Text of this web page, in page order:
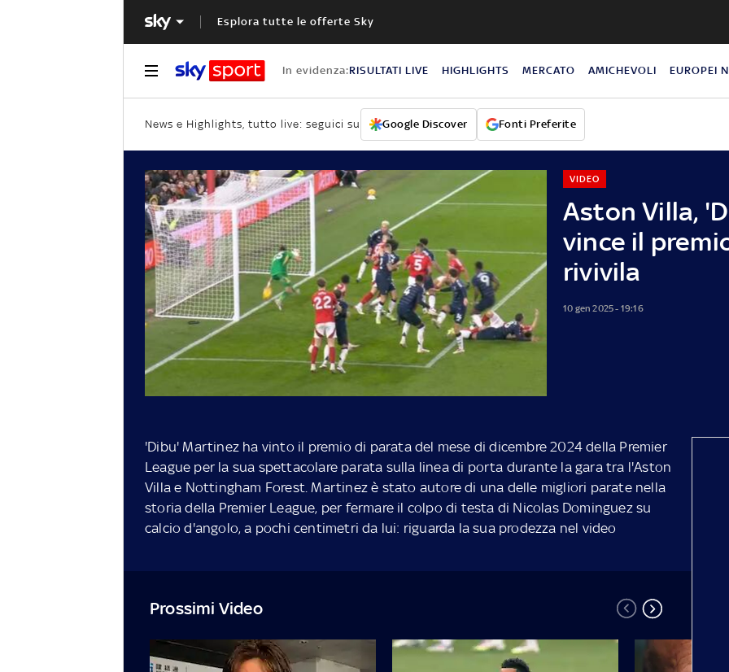
Esplora tutte le offerte Sky
In evidenza:RISULTATI LIVE HIGHLIGHTS MERCATO AMICHEVOLI EUROPEI
News e Highlights, tutto live: seguici su Google Discover Fonti Preferite
Aston Villa,
vince il
rivivila
VIDEO
10 gen 2025 - 19:16
'Dibu' Martinez ha vinto il premio di parata del mese di dicembre 2024 della Premier
League per la sua spettacolare parata sulla linea di porta durante la gara tra l'Aston
Villa e Nottingham Forest. Martinez è stato autore di una delle migliori parate nella
storia della Premier League, per fermare il colpo di testa di Nicolas Dominguez su
calcio d'angolo, a pochi centimetri da lui: riguarda la sua prodezza nel video
Prossimi Video